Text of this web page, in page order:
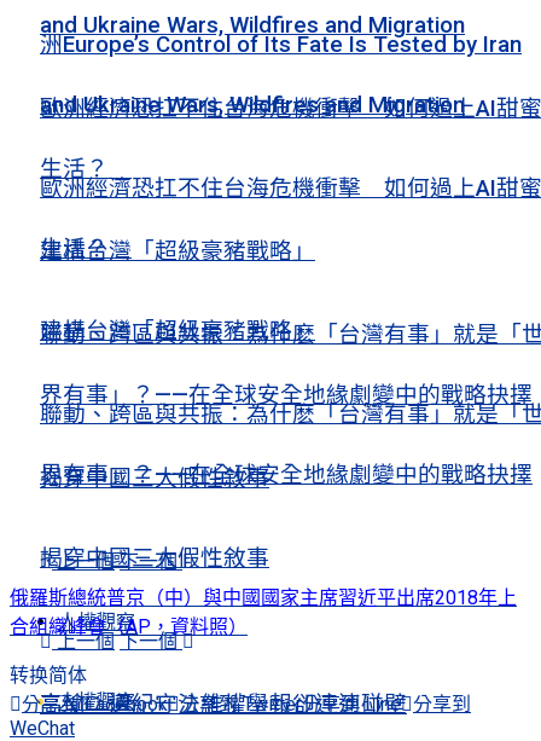
and Ukraine Wars, Wildfires and Migration
歐洲經濟恐扛不住台海危機衝擊 如何過上AI甜蜜
生活？
建構台灣「超級豪豬戰略」
聯動、跨區與共振：為什麽「台灣有事」就是「
界有事」？——在全球安全地緣劇變中的戰略抉擇
揭穿中國三大假性敘事
上一個 下一個
人權觀察
高瑜：遵紀守法維權舉報卻連連碰壁
洲Europe’s Control of Its Fate Is Tested by Iran
and Ukraine Wars, Wildfires and Migration
歐洲經濟恐扛不住台海危機衝擊 如何過上AI甜蜜
生活？
建構台灣「超級豪豬戰略」
聯動、跨區與共振：為什麽「台灣有事」就是「
界有事」？——在全球安全地緣劇變中的戰略抉擇
揭穿中國三大假性敘事
上一個 下一個
人權觀察
俄羅斯總統普京（中）與中國國家主席習近平出席2018年上
合組織峰會（AP，資料照）
转换简体
分享到 Facebook 分享到 Twitter分享到 Line 分享到
WeChat